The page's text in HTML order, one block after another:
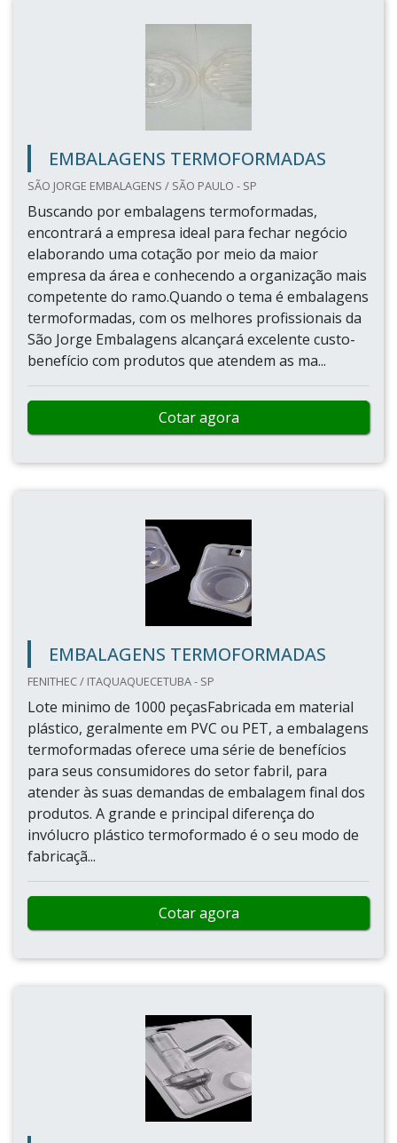
EMBALAGENS TERMOFORMADAS
SÃO JORGE EMBALAGENS / SÃO PAULO - SP
Buscando por embalagens termoformadas,
encontrará a empresa ideal para fechar negócio
elaborando uma cotação por meio da maior
empresa da área e conhecendo a organização mais
competente do ramo.Quando o tema é embalagens
termoformadas, com os melhores profissionais da
São Jorge Embalagens alcançará excelente custo-
benefício com produtos que atendem as ma...
Cotar agora
EMBALAGENS TERMOFORMADAS
FENITHEC / ITAQUAQUECETUBA - SP
Lote minimo de 1000 peçasFabricada em material
plástico, geralmente em PVC ou PET, a embalagens
termoformadas oferece uma série de benefícios
para seus consumidores do setor fabril, para
atender às suas demandas de embalagem final dos
produtos. A grande e principal diferença do
invólucro plástico termoformado é o seu modo de
fabricaçã...
Cotar agora